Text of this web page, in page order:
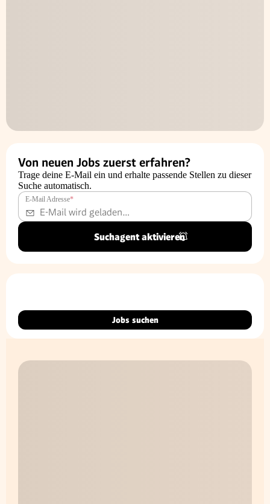
Von neuen Jobs zuerst erfahren?
Trage deine E-Mail ein und erhalte passende Stellen zu dieser
Suche automatisch.
E-Mail Adresse*
Suchagent aktivieren
Jobs suchen